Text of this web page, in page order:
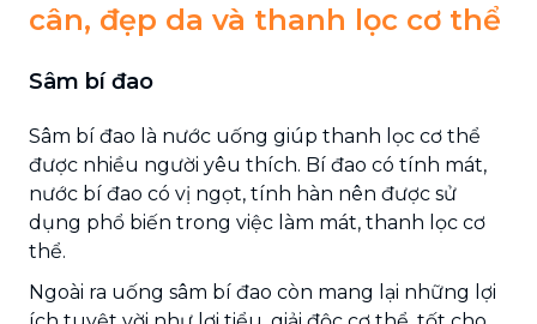
cân, đẹp da và thanh lọc cơ thể
Sâm bí đao
Sâm bí đao là nước uống giúp thanh lọc cơ thể
được nhiều người yêu thích. Bí đao có tính mát,
nước bí đao có vị ngọt, tính hàn nên được sử
dụng phổ biến trong việc làm mát, thanh lọc cơ
thể.
Ngoài ra uống sâm bí đao còn mang lại những lợi